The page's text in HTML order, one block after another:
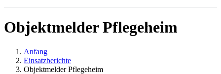
Objektmelder Pflegeheim
Anfang
Einsatzberichte
Objektmelder Pflegeheim